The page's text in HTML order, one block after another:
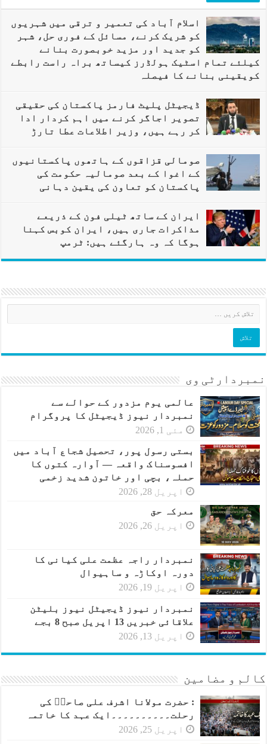
اسلام آباد کی تعمیر و ترقی میں شہریوں
کو شریک کرنے، مسائل کے فوری حل، شہر
کو جدید اور مزید خوبصورت بنانے
کیلئے تمام اسٹیک ہولڈرز کیساتھ براہ راست رابطے
کویقینی بنانے کا فیصلہ
ڈیجیٹل پلیٹ فارمز پاکستان کی حقیقی
تصویر اجاگر کرنے میں اہم کردار ادا
کر رہے ہیں، وزیر اطلاعات عطا تارڑ
صومالی قزاقوں کے ہاتھوں پاکستانیوں
کے اغوا کے بعد صومالیہ حکومت کی
پاکستان کو تعاون کی یقین دہانی
ایران کے ساتھ ٹیلی فون کے ذریعے
مذاکرات جاری ہیں، ایران کوبس کہنا
ہوگا کہ وہ ہارگئے ہیں: ٹرمپ
نمبردارٹی وی
عالمی یوم مزدور کے حوالے سے
نمبردار نیوز ڈیجیٹل کا پروگرام
مئی 1, 2026
بستی رسول پور، تحصیل شجاع آباد میں
افسوسناک واقعہ — آوارہ کتوں کا
حملہ، بچی اور خاتون شدید زخمی
اپریل 28, 2026
معرکہ حق
اپریل 26, 2026
نمبردار راجہ عظمت علی کیانی کا
دورہ اوکاڑہ و ساہیوال
اپریل 19, 2026
نمبردار نیوز ڈیجیٹل نیوز بلیٹن
علاقائی خبریں 13 اپریل صبح 8 بجے
اپریل 13, 2026
کالم و مضامین
: حضرت مولانا اشرف علی صاحبؒ کی
رحلت۔۔۔۔۔۔۔۔۔۔ایک عہد کا خاتمہ
اپریل 25, 2026